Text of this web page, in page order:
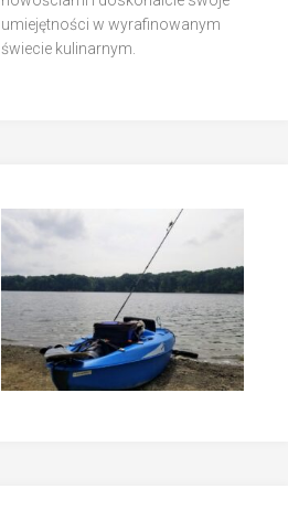
umiejętności w wyrafinowanym
świecie kulinarnym.